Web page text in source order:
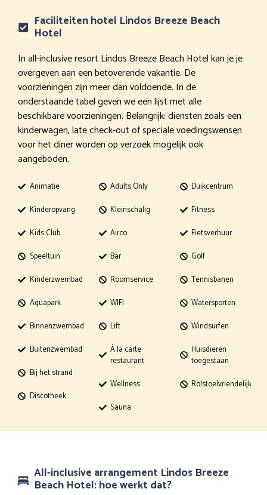
Faciliteiten hotel Lindos Breeze Beach
Hotel
In all-inclusive resort Lindos Breeze Beach Hotel kan je je
overgeven aan een betoverende vakantie. De
voorzieningen zijn meer dan voldoende. In de
onderstaande tabel geven we een lijst met alle
beschikbare voorzieningen. Belangrijk: diensten zoals een
kinderwagen, late check-out of speciale voedingswensen
voor het diner worden op verzoek mogelijk ook
aangeboden.
Animatie
Kinderopvang
Kids Club
Speeltuin
Kinderzwembad
Aquapark
Binnenzwembad
Buitenzwembad
Bij het strand
Discotheek
Adults Only
Kleinschalig
Airco
Bar
Roomservice
WIFI
Lift
À la carte
restaurant
Wellness
Sauna
Duikcentrum
Fitness
Fietsverhuur
Golf
Tennisbanen
Watersporten
Windsurfen
Huisdieren
toegestaan
Rolstoelvriendelijk
All-inclusive arrangement Lindos Breeze
Beach Hotel: hoe werkt dat?